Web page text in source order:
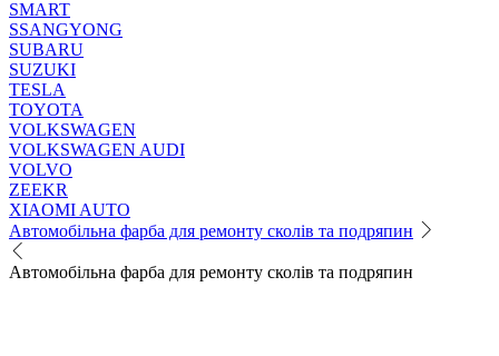
SMART
SSANGYONG
SUBARU
SUZUKI
TESLA
TOYOTA
VOLKSWAGEN
VOLKSWAGEN AUDI
VOLVO
ZEEKR
XIAOMI AUTO
Автомобільна фарба для ремонту сколів та подряпин
Автомобільна фарба для ремонту сколів та подряпин